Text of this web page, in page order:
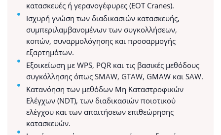
κατασκευές ή γερανογέφυρες (EOT Cranes).
Ισχυρή γνώση των διαδικασιών κατασκευής,
συμπεριλαμβανομένων των συγκολλήσεων,
κοπών, συναρμολόγησης και προσαρμογής
εξαρτημάτων.
Εξοικείωση με WPS, PQR και τις βασικές μεθόδους
συγκόλλησης όπως SMAW, GTAW, GMAW και SAW.
Κατανόηση των μεθόδων Μη Καταστροφικών
Ελέγχων (NDT), των διαδικασιών ποιοτικού
ελέγχου και των απαιτήσεων επιθεώρησης
κατασκευών.